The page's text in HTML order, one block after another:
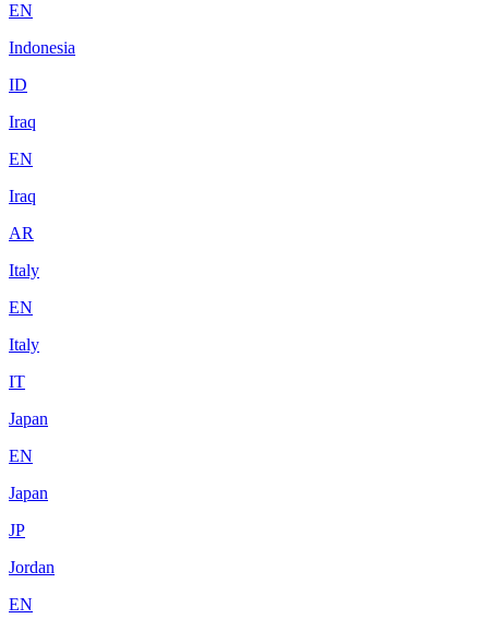
EN
Indonesia
ID
Iraq
EN
Iraq
AR
Italy
EN
Italy
IT
Japan
EN
Japan
JP
Jordan
EN